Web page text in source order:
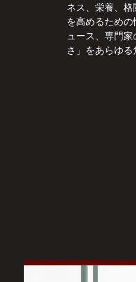
ネス、栄養、
を高めるため
ュース、専門
さ」をあらゆる